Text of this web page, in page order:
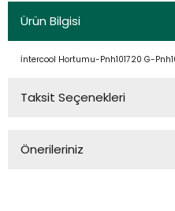
Ürün Bilgisi
İntercool Hortumu-Pnh101720 G-
Taksit Seçenekleri
Önerileriniz